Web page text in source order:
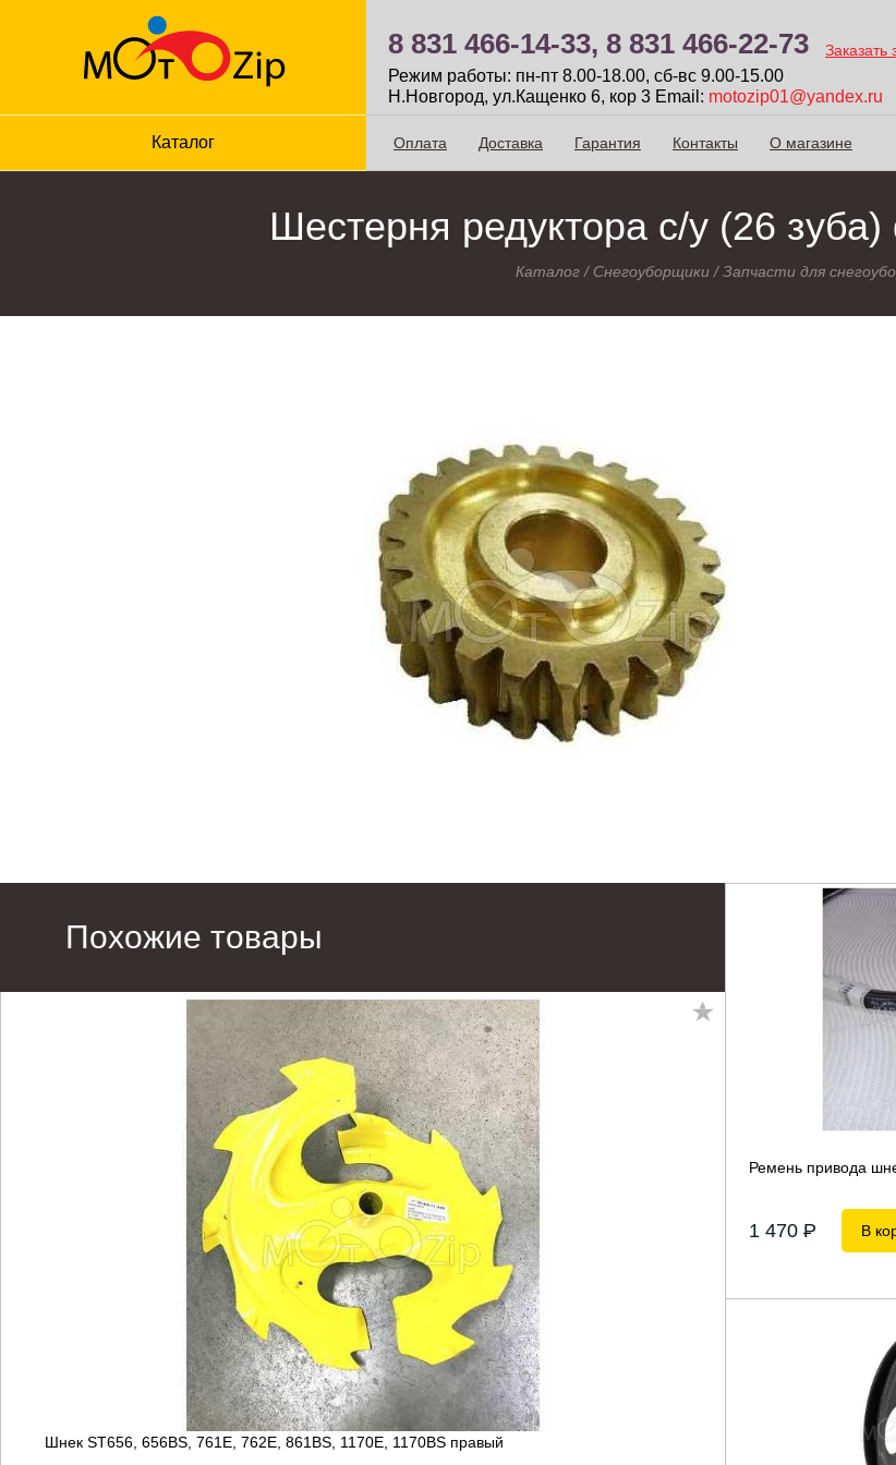
8 831 466-14-33, 8 831 466-22-73 Заказать
Режим работы: пн-пт 8.00-18.00, сб-вc 9.00-15.00
Н.Новгород, ул.Кащенко 6, кор 3 Email: motozip01@yandex.ru
Каталог Оплата Доставка Гарантия Контакты О магазине
Шестерня редуктора с/у (26
Каталог/ Снегоуборщики/Запчасти для
Похожие товары
Шнек ST656, 656BS, 761E, 762E, 861BS, 1170E, 1170BS правый
Ремень привода
1 470 P В